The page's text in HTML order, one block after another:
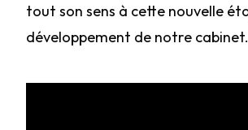
tout son sens à cette nouvelle
développement de notre cabinet.